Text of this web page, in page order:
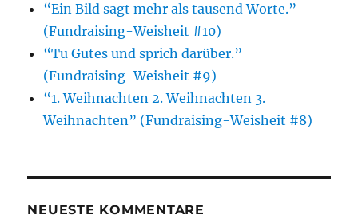
“Ein Bild sagt mehr als tausend Worte.”
(Fundraising-Weisheit #10)
“Tu Gutes und sprich darüber.”
(Fundraising-Weisheit #9)
“1. Weihnachten 2. Weihnachten 3.
Weihnachten” (Fundraising-Weisheit #8)
NEUESTE KOMMENTARE